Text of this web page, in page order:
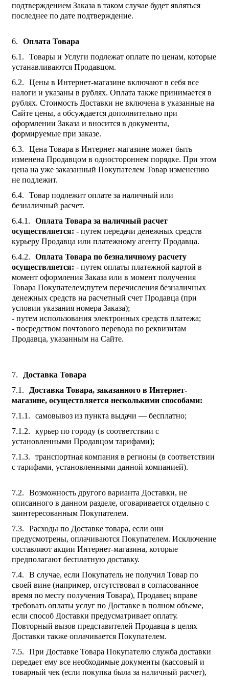
подтверждением Заказа в таком случае будет являться
последнее по дате подтверждение.
Оплата Товара
Товары и Услуги подлежат оплате по ценам, которые
устанавливаются Продавцом.
Цены в Интернет-магазине включают в себя все
налоги и указаны в рублях. Оплата также принимается в
рублях. Стоимость Доставки не включена в указанные на
Сайте цены, а обсуждается дополнительно при
оформлении Заказа и вносится в документы,
формируемые при заказе.
Цена Товара в Интернет-магазине может быть
изменена Продавцом в одностороннем порядке. При этом
цена на уже заказанный Покупателем Товар изменению
не подлежит.
Товар подлежит оплате за наличный или
безналичный расчет.
Оплата Товара за наличный расчет
осуществляется: - путем передачи денежных средств
курьеру Продавца или платежному агенту Продавца.
Оплата Товара по безналичному расчету
осуществляется: - путем оплаты платежной картой в
момент оформления Заказа или в момент получения
Товара Покупателем;путем перечисления безналичных
денежных средств на расчетный счет Продавца (при
условии указания номера Заказа);
- путем использования электронных средств платежа;
- посредством почтового перевода по реквизитам
Продавца, указанным на Сайте.
Доставка Товара
Доставка Товара, заказанного в Интернет-
магазине, осуществляется несколькими способами:
самовывоз из пункта выдачи — бесплатно;
курьер по городу (в соответствии с
установленными Продавцом тарифами);
транспортная компания в регионы (в соответствии
с тарифами, установленными данной компанией).
Возможность другого варианта Доставки, не
описанного в данном разделе, оговаривается отдельно с
заинтересованным Покупателем.
Расходы по Доставке товара, если они
предусмотрены, оплачиваются Покупателем. Исключение
составляют акции Интернет-магазина, которые
предполагают бесплатную доставку.
В случае, если Покупатель не получил Товар по
своей вине (например, отсутствовал в согласованное
время по месту получения Товара), Продавец вправе
требовать оплаты услуг по Доставке в полном объеме,
если способ Доставки предусматривает оплату.
Повторный вызов представителей Продавца в целях
Доставки также оплачивается Покупателем.
При Доставке Товара Покупателю служба доставки
передает ему все необходимые документы (кассовый и
товарный чек (если покупка была за наличный расчет),